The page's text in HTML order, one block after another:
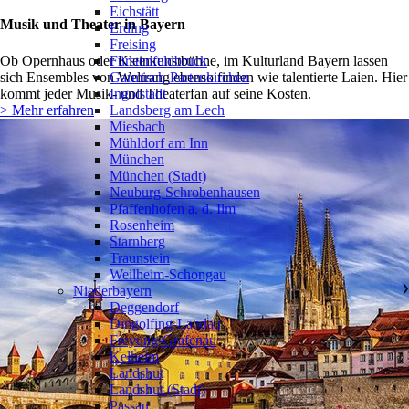
Musik und Theater in Bayern
Ob Opernhaus oder Kleinkunstbühne, im Kulturland Bayern lassen
sich Ensembles von Weltrang ebenso finden wie talentierte Laien. Hier
kommt jeder Musik- und Theaterfan auf seine Kosten.
> Mehr erfahren
Eichstätt
Erding
Freising
Fürstenfeldbruck
Garmisch-Partenkirchen
Ingolstadt
Landsberg am Lech
Miesbach
Mühldorf am Inn
München
München (Stadt)
Neuburg-Schrobenhausen
Pfaffenhofen a. d. Ilm
Rosenheim
Starnberg
Traunstein
Weilheim-Schongau
Niederbayern
❯
Deggendorf
Dingolfing-Landau
Freyung-Grafenau
Kelheim
Landshut
Landshut (Stadt)
Passau